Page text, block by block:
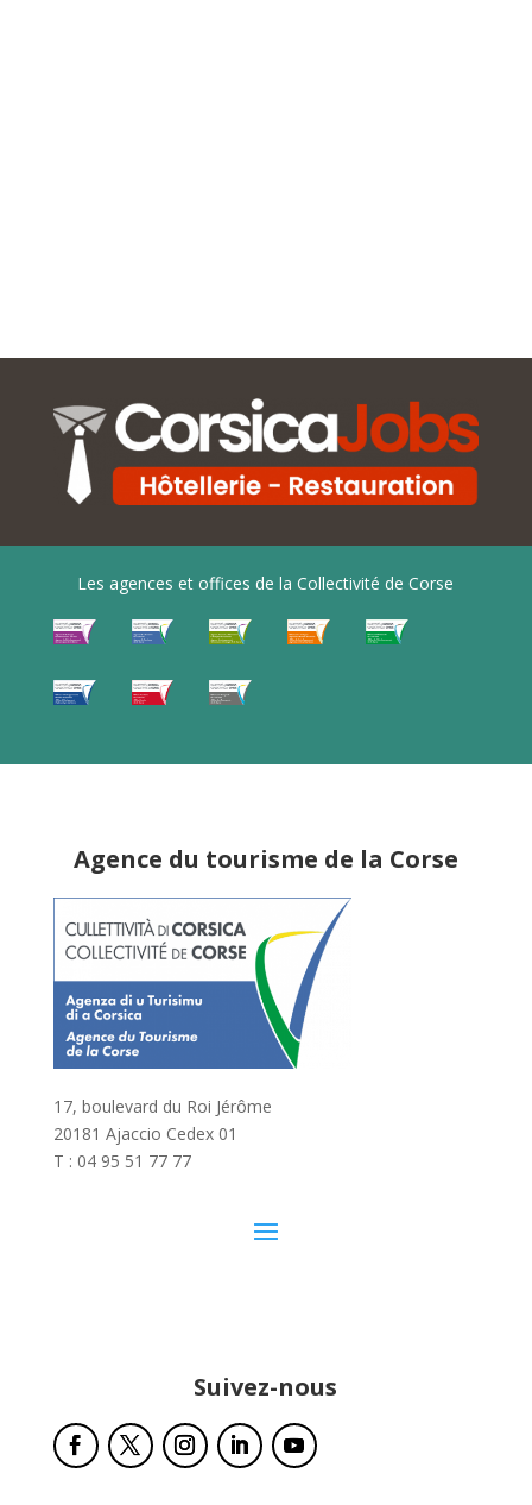
Les agences et offices de la Collectivité de Corse
Agence du tourisme de la Corse
17, boulevard du Roi Jérôme
20181 Ajaccio Cedex 01
T : 04 95 51 77 77
Suivez-nous